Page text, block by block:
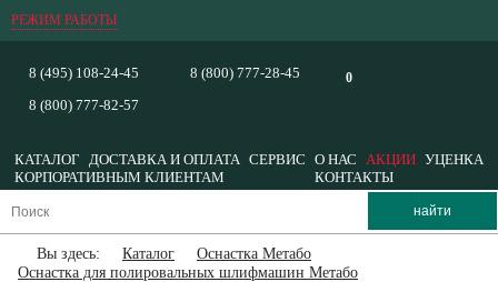
РЕЖИМ РАБОТЫ
0
8 (495) 108-24-45
8 (800) 777-82-57
8 (800) 777-28-45
КАТАЛОГ ДОСТАВКА И ОПЛАТА СЕРВИС О НАС АКЦИИ УЦЕНКА
КОРПОРАТИВНЫМ КЛИЕНТАМ
КОНТАКТЫ
Вы здесь: Каталог
Оснастка Метабо
Оснастка для полировальных шлифмашин Метабо